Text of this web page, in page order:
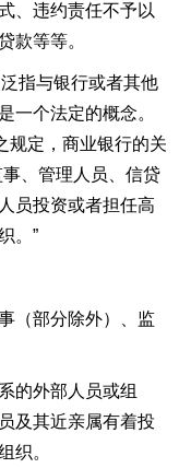
、违约责任不予以
款等等。
指与银行或者其他
一个法定的概念。
规定，商业银行的关
、管理人员、信贷
员投资或者担任高
。”
（部分除外）、监
的外部人员或组
及其近亲属有着投
织。